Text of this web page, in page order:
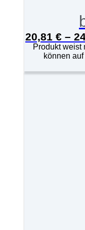
20,81 € –
Produkt weist
können